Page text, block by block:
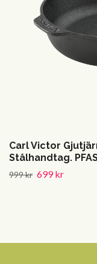
Carl Victor
Stålhandtag.
999 kr 699 kr